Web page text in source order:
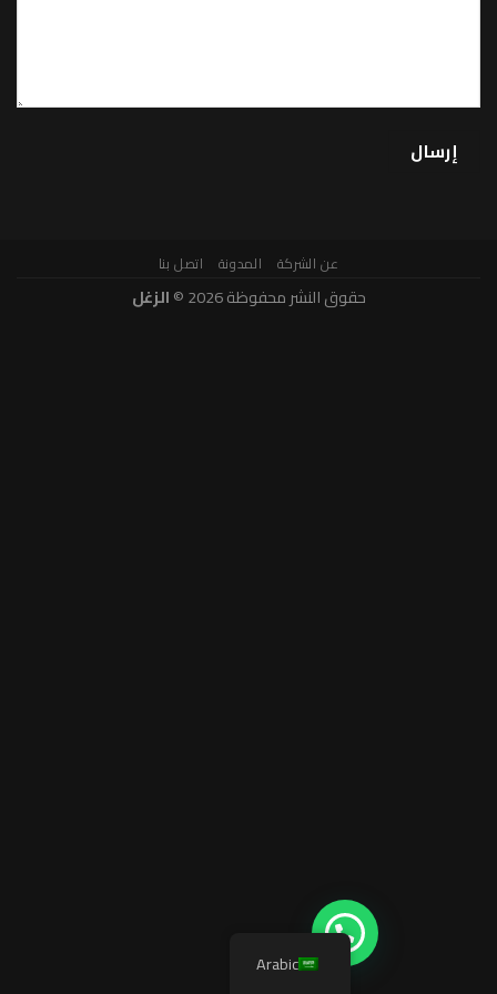
المدونة اتصل بنا
حقوق النشر محفوظة 2026 © الزغل
Arabic